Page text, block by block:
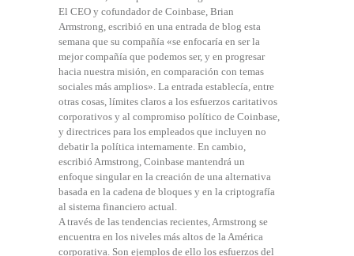
El CEO y cofundador de Coinbase, Brian
Armstrong, escribió en una entrada de blog esta
semana que su compañía «se enfocaría en ser la
mejor compañía que podemos ser, y en progresar
hacia nuestra misión, en comparación con temas
sociales más amplios». La entrada establecía, entre
otras cosas, límites claros a los esfuerzos caritativos
corporativos y al compromiso político de Coinbase,
y directrices para los empleados que incluyen no
debatir la política internamente. En cambio,
escribió Armstrong, Coinbase mantendrá un
enfoque singular en la creación de una alternativa
basada en la cadena de bloques y en la criptografía
al sistema financiero actual.
A través de las tendencias recientes, Armstrong se
encuentra en los niveles más altos de la América
corporativa. Son ejemplos de ello los esfuerzos del